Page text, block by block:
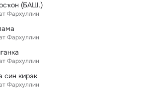
(БАШ.)
Фархуллин
Фархуллин
Фархуллин
син кирэк
Фархуллин